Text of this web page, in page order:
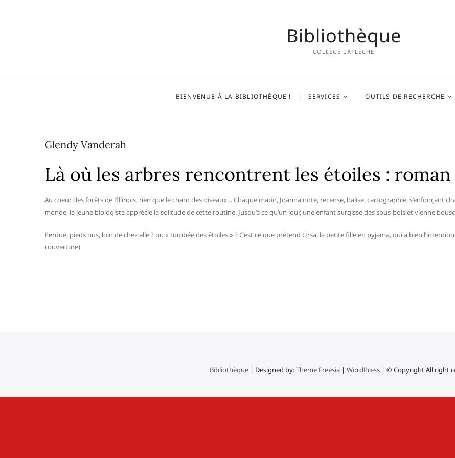
Bibliothèque
COLLÈGE LAFLÈCHE
BIENVENUE À LA BIBLIOTHÈQUE ! SERVICES OUTILS DE RECHERCHE
Glendy Vanderah
Là où les arbres rencontrent les étoiles : roman
Au coeur des forêts de l’Illinois, rien que le chant des oiseaux… Chaque matin, Joanna note, recense, balise, cartographie, s’enfonçant
monde, la jeune biologiste apprécie la solitude de cette routine. Jusqu’à ce qu’un jour, une enfant surgisse des sous-bois et vienne
Perdue, pieds nus, loin de chez elle ? ou « tombée des étoiles » ? C’est ce que prétend Ursa, la petite fille en pyjama, qui a bien
couverture)
Bibliothèque | Designed by:Theme Freesia | WordPress | © Copyright All right